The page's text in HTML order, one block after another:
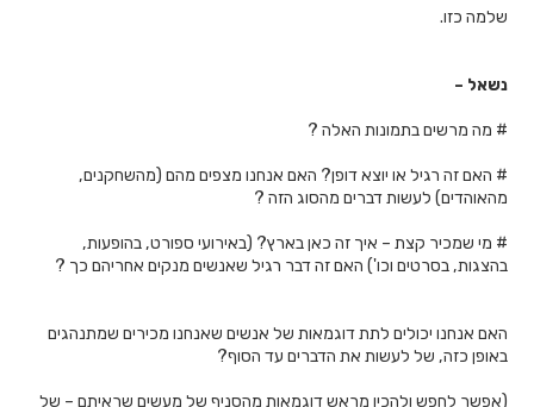
שלמה כזו.
נשאל –
# מה מרשים בתמונות האלה ?
# האם זה רגיל או יוצא דופן? האם אנחנו מצפים מהם (מהשחקנים,
מהאוהדים) לעשות דברים מהסוג הזה ?
# מי שמכיר קצת – איך זה כאן בארץ? (באירועי ספורט, בהופעות,
בהצגות, בסרטים וכו') האם זה דבר רגיל שאנשים מנקים אחריהם כך ?
האם אנחנו יכולים לתת דוגמאות של אנשים שאנחנו מכירים שמתנהגים
באופן כזה, של לעשות את הדברים עד הסוף?
(אפשר לחפש ולהכין מראש דוגמאות מהסניף של מעשים שראיתם – של